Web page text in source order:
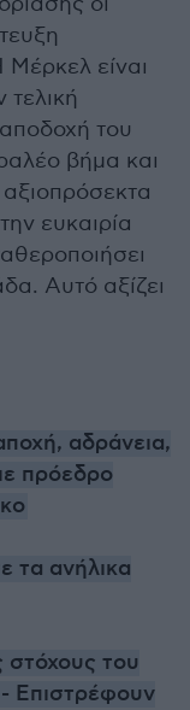
είναι
τελική
του
βήμα και
ευκαιρία
Αυτό αξίζει
αδράνεια,
πρόεδρο
τα ανήλικα
στόχους του
- Επιστρέφουν